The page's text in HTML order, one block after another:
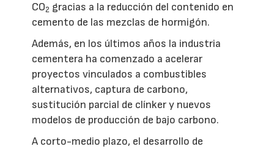
CO2 gracias a la reducción del contenido en
cemento de las mezclas de hormigón.
Además, en los últimos años la industria
cementera ha comenzado a acelerar
proyectos vinculados a combustibles
alternativos, captura de carbono,
sustitución parcial de clínker y nuevos
modelos de producción de bajo carbono.
A corto-medio plazo, el desarrollo de